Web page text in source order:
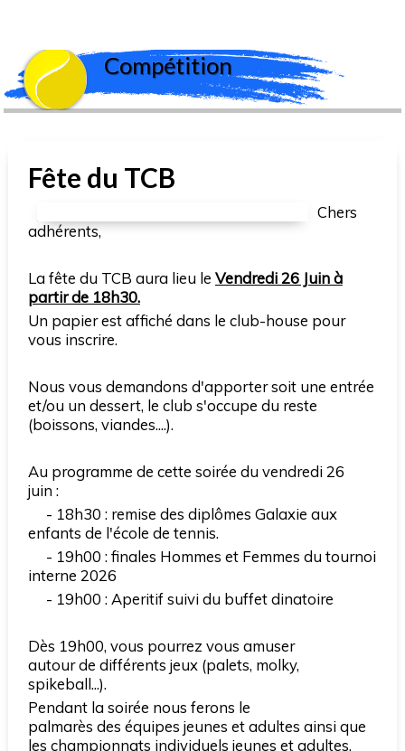
Compétition
Fête du TCB
Chers
adhérents,
La fête du TCB aura lieu le Vendredi 26 Juin à
partir de 18h30.
Un papier est affiché dans le club-house pour
vous inscrire.
Nous vous demandons d'apporter soit une entrée
et/ou un dessert, le club s'occupe du reste
(boissons, viandes....).
Au programme de cette soirée du vendredi 26
juin :
- 18h30 : remise des diplômes Galaxie aux
enfants de l'école de tennis.
- 19h00 : finales Hommes et Femmes du tournoi
interne 2026
- 19h00 : Aperitif suivi du buffet dinatoire
Dès 19h00, vous pourrez vous amuser
autour de différents jeux (palets, molky,
spikeball...).
Pendant la soirée nous ferons le
palmarès des équipes jeunes et adultes ainsi que
les championnats individuels jeunes et adultes.